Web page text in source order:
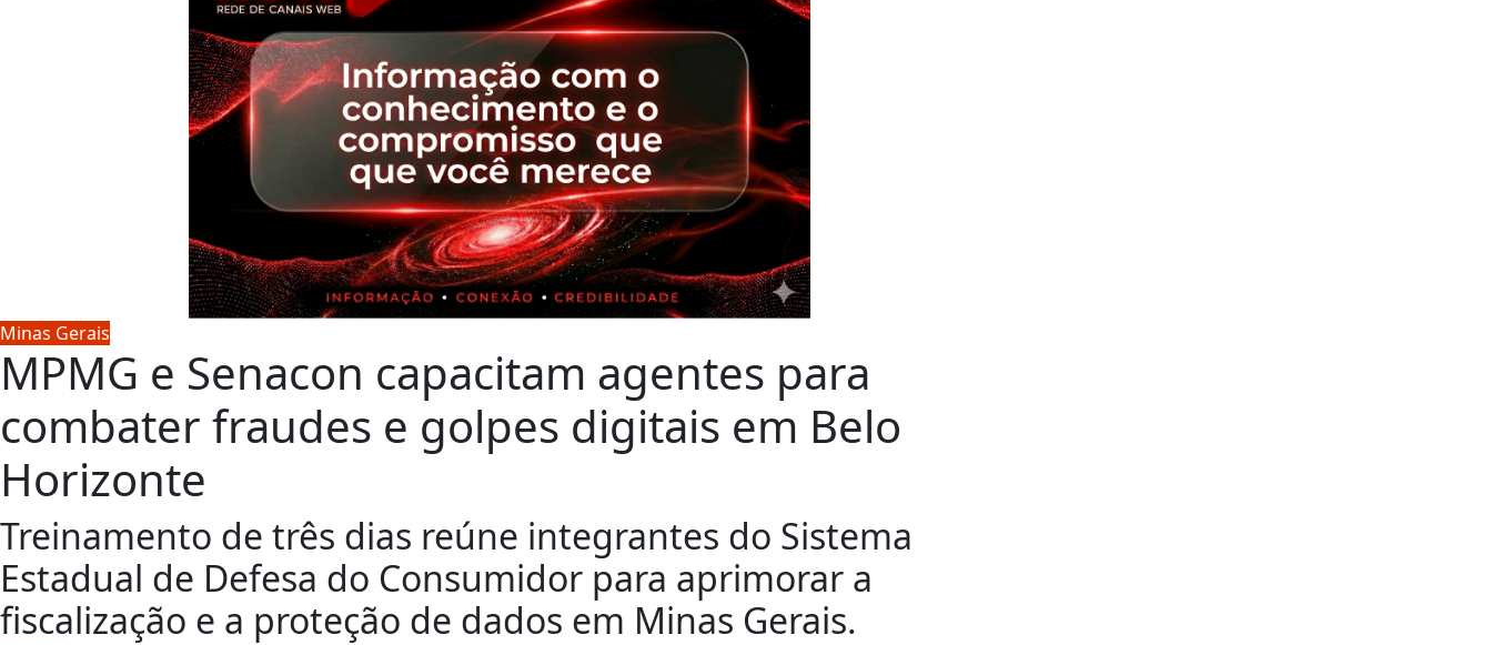
Minas Gerais
MPMG e Senacon capacitam agentes para
combater fraudes e golpes digitais em Belo
Horizonte
Treinamento de três dias reúne integrantes do Sistema
Estadual de Defesa do Consumidor para aprimorar a
fiscalização e a proteção de dados em Minas Gerais.